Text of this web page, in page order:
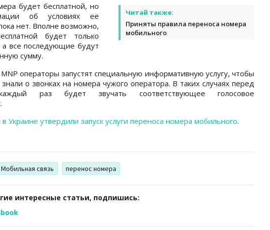
Читай также:
Приняты правила переноса номера
мобильного
будет бесплатной, но
об условиях ее
нет. Вполне возможно,
будет только
все последующие будут
сумму.
операторы запустят специальную информативную услугу, чтобы
о звонках на номера чужого оператора. В таких случаях перед
раз будет звучать соответствующее голосовое
в Украине утвердили запуск услуги переноса номера мобильного.
Мобильная связь перенос номера
интересные статьи, подпишись: